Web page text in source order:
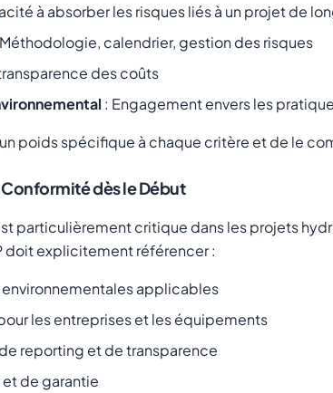
à absorber les risques liés à un projet de
calendrier, gestion des risques
des coûts
: Engagement envers les
poids spécifique à chaque critère et de le
dès le Début
particulièrement critique dans les projets
doit explicitement référencer :
applicables
les entreprises et les équipements
reporting et de transparence
de garantie